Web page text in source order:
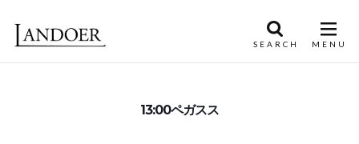
13:00ペガスス